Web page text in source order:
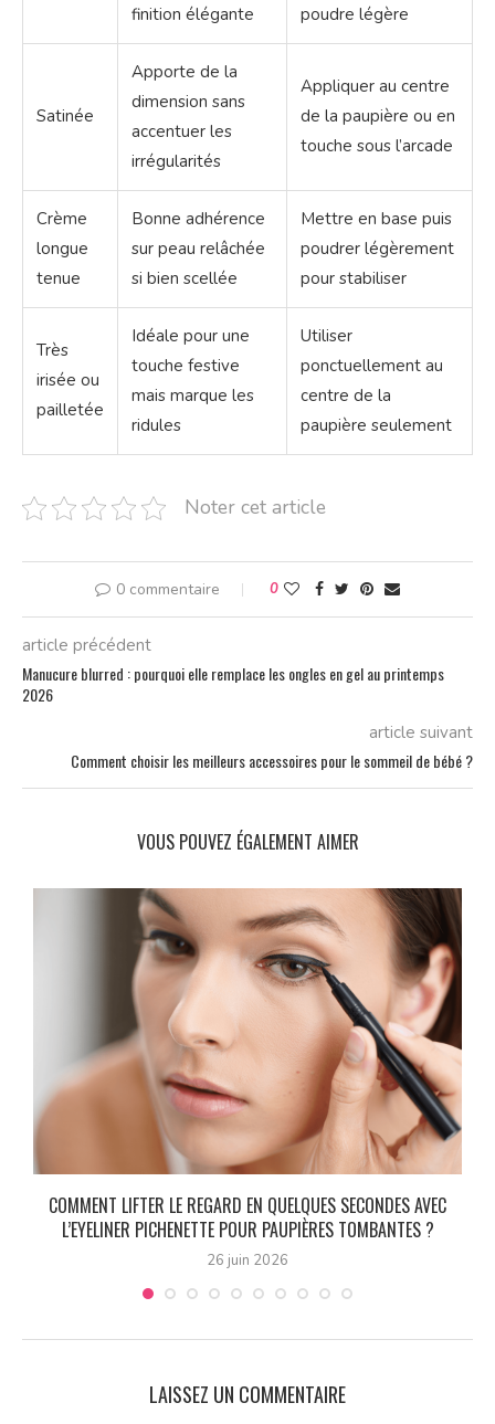
finition élégante poudre légère
Satinée
Apporte de la
dimension sans
accentuer les
irrégularités
Appliquer au centre
de la paupière ou en
touche sous l’arcade
Crème
longue
tenue
Bonne adhérence
sur peau relâchée
si bien scellée
Mettre en base puis
poudrer légèrement
pour stabiliser
Très
irisée ou
pailletée
Idéale pour une
touche festive
mais marque les
ridules
Utiliser
ponctuellement au
centre de la
paupière seulement
Noter cet article
0 commentaire 0
article précédent
Manucure blurred : pourquoi elle remplace les ongles en gel au printemps
2026
article suivant
Comment choisir les meilleurs accessoires pour le sommeil de bébé ?
VOUS POUVEZ ÉGALEMENT AIMER
COMMENT LIFTER LE REGARD EN QUELQUES SECONDES AVEC
L’EYELINER PICHENETTE POUR PAUPIÈRES TOMBANTES ?
26 juin 2026
LAISSEZ UN COMMENTAIRE